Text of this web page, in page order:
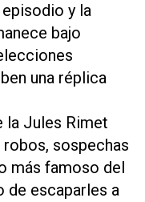
y la
bajo
una réplica
la Jules Rimet
sospechas
más famoso del
de escaparles a